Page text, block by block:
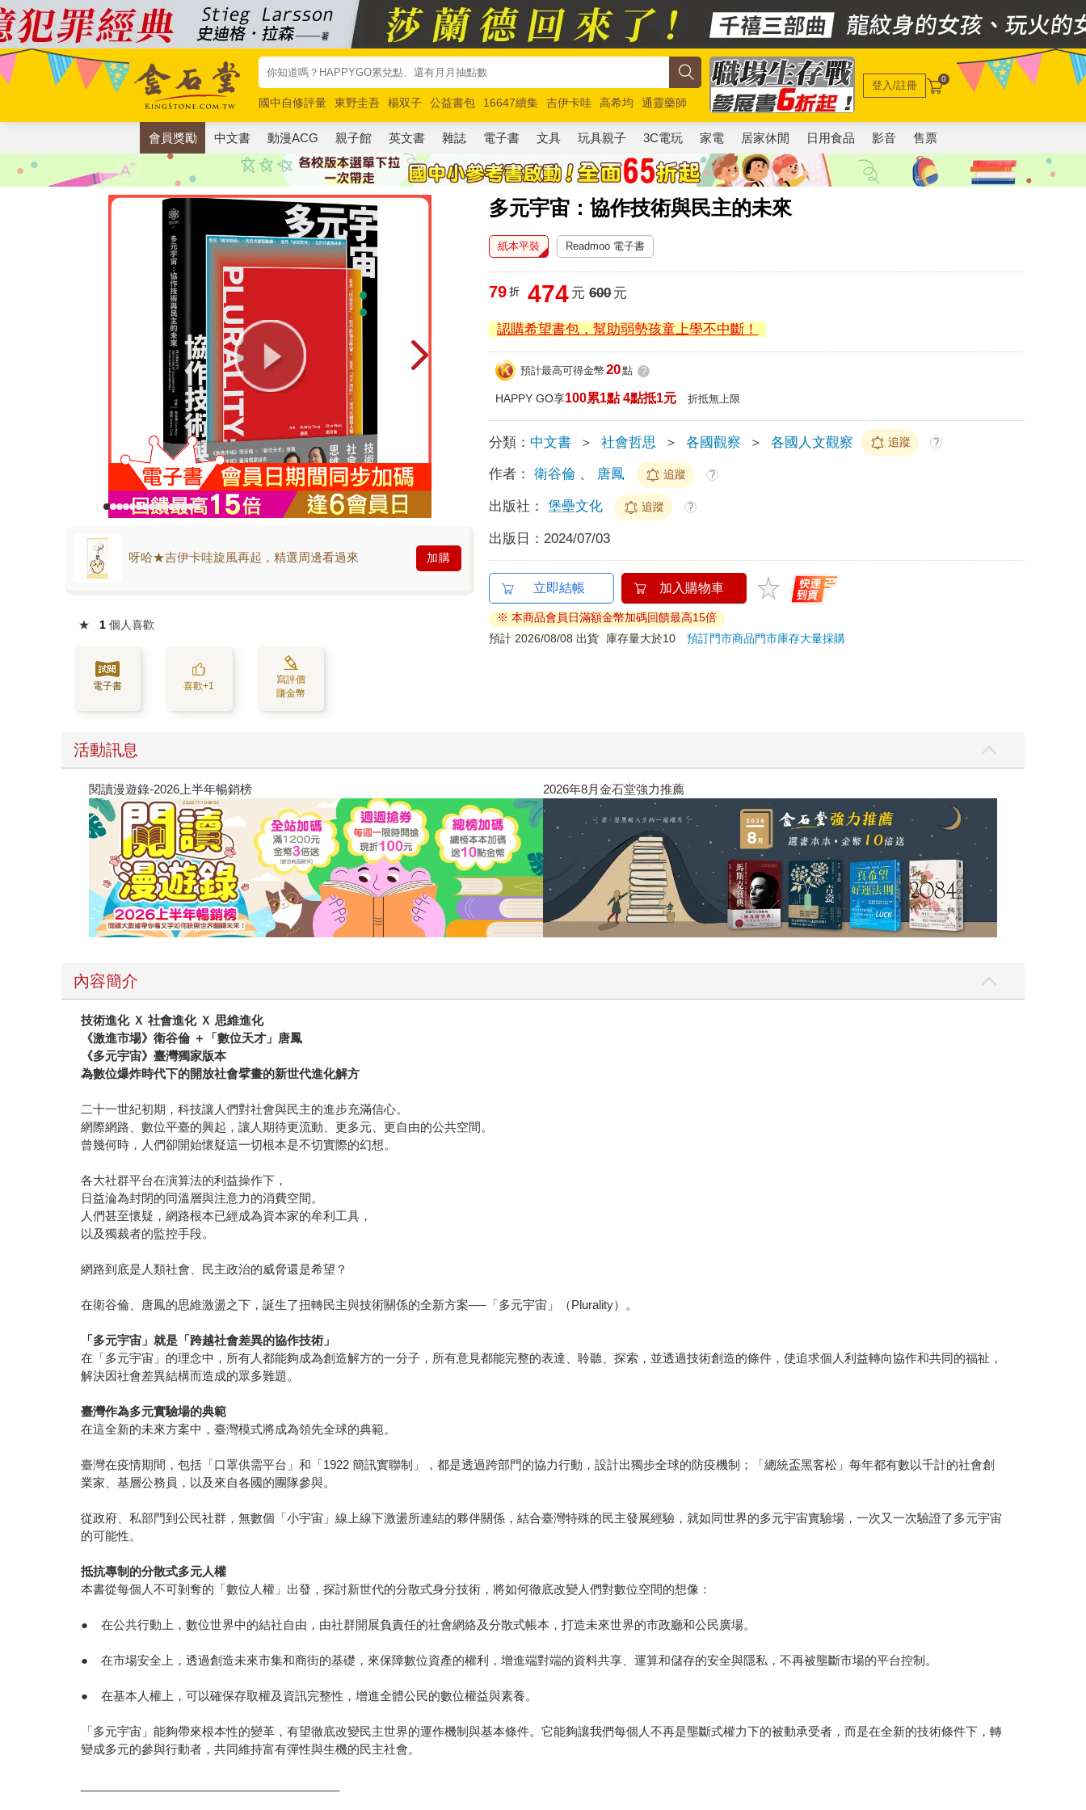
國中自修評量 東野圭吾 楊双子 公益書包 16647續集 吉伊卡哇 高希均
通靈藥師
唯紅花綻放
奧德賽 路邊攤新作 馬斯克 玩具總動員5 超慢跑
登入/註冊 0
會員獎勵 中文書 動漫ACG 親子館 英文書 雜誌 電子書 文具 玩具親子 3C電玩 家電 居家休閒 日用食品 影音 售票
多元宇宙：協作技術與民主的未來
呀哈★吉伊卡哇旋風再起，精選周邊看過來 加購
★ 1 個人喜歡
電子書 喜歡+1
寫評價
賺金幣
紙本平裝 Readmoo 電子書
79 折 474 元 600元
認購希望書包，幫助弱勢孩童上學不中斷！
預計最高可得金幣 20點 ?
HAPPY GO享100累1點 4點抵1元 折抵無上限
分類： 中文書 ＞ 社會哲思 ＞ 各國觀察 ＞ 各國人文觀察 追蹤 ?
作者： 衛谷倫 、 唐鳳 追蹤 ?
出版社： 堡壘文化 追蹤 ?
出版日： 2024/07/03
立即結帳 加入購物車
※ 本商品會員日滿額金幣加碼回饋最高15倍
預計 2026/08/08 出貨
庫存量大於10預訂門市商品門市庫存大量採購
活動訊息
閱讀漫遊錄-2026上半年暢銷榜 2026年8月金石堂強力推薦
內容簡介
技術進化 Ｘ 社會進化 Ｘ 思維進化
《激進市場》衛谷倫 ＋「數位天才」唐鳳
《多元宇宙》臺灣獨家版本
為數位爆炸時代下的開放社會擘畫的新世代進化解方
二十一世紀初期，科技讓人們對社會與民主的進步充滿信心。
網際網路、數位平臺的興起，讓人期待更流動、更多元、更自由的公共空間。
曾幾何時，人們卻開始懷疑這一切根本是不切實際的幻想。
各大社群平台在演算法的利益操作下，
日益淪為封閉的同溫層與注意力的消費空間。
人們甚至懷疑，網路根本已經成為資本家的牟利工具，
以及獨裁者的監控手段。
網路到底是人類社會、民主政治的威脅還是希望？
在衛谷倫、唐鳳的思維激盪之下，誕生了扭轉民主與技術關係的全新方案──「多元宇宙」（Plurality）。
「多元宇宙」就是「跨越社會差異的協作技術」
在「多元宇宙」的理念中，所有人都能夠成為創造解方的一分子，所有意見都能完整的表達、聆聽、探索，並透過技術創造的條件，使追求個人利益轉向協作和共同的福祉，
解決因社會差異結構而造成的眾多難題。
臺灣作為多元實驗場的典範
在這全新的未來方案中，臺灣模式將成為領先全球的典範。
臺灣在疫情期間，包括「口罩供需平台」和「1922 簡訊實聯制」，都是透過跨部門的協力行動，設計出獨步全球的防疫機制；「總統盃黑客松」每年都有數以千計的社會創
業家、基層公務員，以及來自各國的團隊參與。
從政府、私部門到公民社群，無數個「小宇宙」線上線下激盪所連結的夥伴關係，結合臺灣特殊的民主發展經驗，就如同世界的多元宇宙實驗場，一次又一次驗證了多元宇宙
的可能性。
抵抗專制的分散式多元人權
本書從每個人不可剝奪的「數位人權」出發，探討新世代的分散式身分技術，將如何徹底改變人們對數位空間的想像：
● 在公共行動上，數位世界中的結社自由，由社群開展負責任的社會網絡及分散式帳本，打造未來世界的市政廳和公民廣場。
● 在市場安全上，透過創造未來市集和商街的基礎，來保障數位資產的權利，增進端對端的資料共享、運算和儲存的安全與隱私，不再被壟斷市場的平台控制。
● 在基本人權上，可以確保存取權及資訊完整性，增進全體公民的數位權益與素養。
「多元宇宙」能夠帶來根本性的變革，有望徹底改變民主世界的運作機制與基本條件。它能夠讓我們每個人不再是壟斷式權力下的被動承受者，而是在全新的技術條件下，轉
變成多元的參與行動者，共同維持富有彈性與生機的民主社會。